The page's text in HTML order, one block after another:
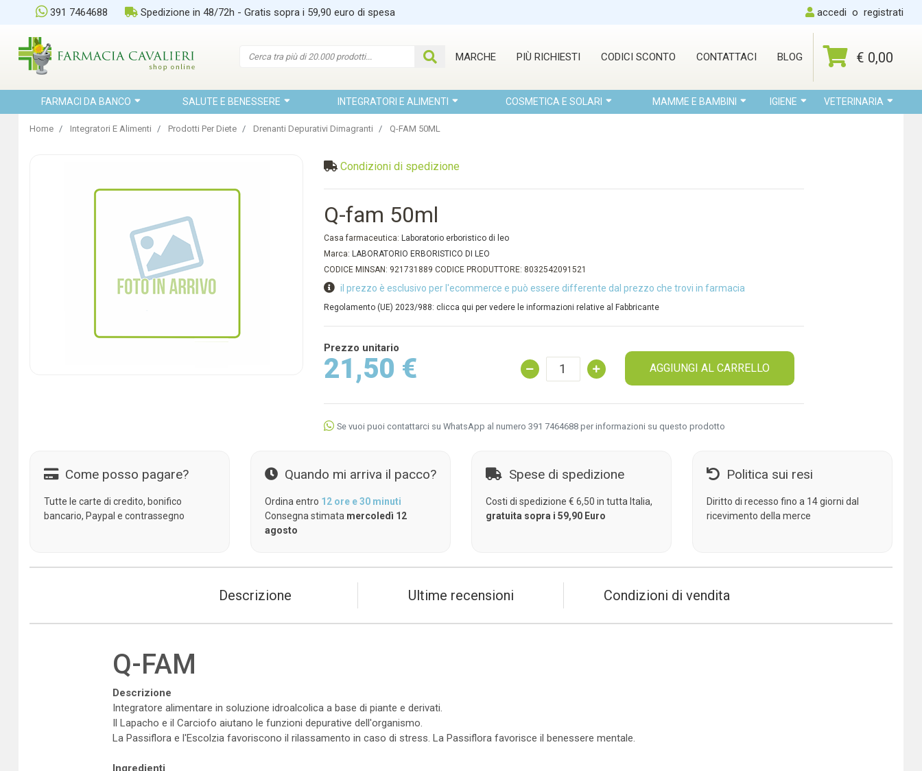
391 7464688 Spedizione in 48/72h - Gratis sopra i 59,90 euro di spesa accedi o registrati
MARCHE PIÙ RICHIESTI CODICI SCONTO CONTATTACI BLOG € 0,00
FARMACI DA BANCO SALUTE E BENESSERE INTEGRATORI E ALIMENTI COSMETICA E SOLARI MAMME E BAMBINI IGIENE VETERINARIA
Home Integratori E Alimenti Prodotti Per Diete Drenanti Depurativi Dimagranti Q-FAM 50ML
Condizioni di spedizione
Q-fam 50ml
Casa farmaceutica: Laboratorio erboristico di leo
Marca: LABORATORIO ERBORISTICO DI LEO
CODICE MINSAN: 921731889 CODICE PRODUTTORE: 8032542091521
il prezzo è esclusivo per l'ecommerce e può essere differente dal prezzo che trovi in farmacia
Regolamento (UE) 2023/988: clicca qui per vedere le informazioni relative al Fabbricante
Prezzo unitario
21,50 € AGGIUNGI AL CARRELLO
Se vuoi puoi contattarci su WhatsApp al numero 391 7464688 per informazioni su questo prodotto
Come posso pagare?
Tutte le carte di credito, bonifico
bancario, Paypal e contrassegno
Quando mi arriva il pacco?
Ordina entro 12 ore e 30 minuti
Consegna stimata mercoledì 12
agosto
Spese di spedizione
Costi di spedizione € 6,50 in tutta Italia,
gratuita sopra i 59,90 Euro
Politica sui resi
Diritto di recesso fino a 14 giorni dal
ricevimento della merce
Descrizione Ultime recensioni Condizioni di vendita
Q-FAM
Descrizione
Integratore alimentare in soluzione idroalcolica a base di piante e derivati.
Il Lapacho e il Carciofo aiutano le funzioni depurative dell'organismo.
La Passiflora e l'Escolzia favoriscono il rilassamento in caso di stress. La Passiflora favorisce il benessere mentale.
Ingredienti